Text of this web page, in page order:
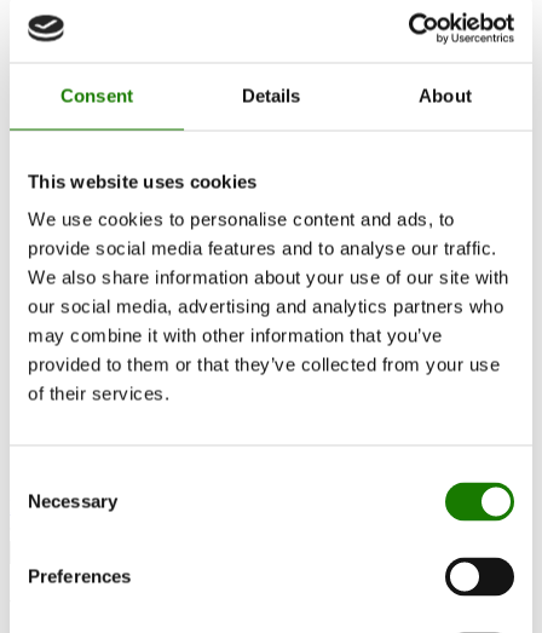
Consent Details About
This website uses cookies
We use cookies to personalise content and ads, to
provide social media features and to analyse our traffic.
We also share information about your use of our site with
our social media, advertising and analytics partners who
may combine it with other information that you’ve
provided to them or that they’ve collected from your use
of their services.
Selection
Necessary
Preferences
Tilbehør
Råd og vejledning
Sådan vælger du den rigtige brændeovn
Bliv Inspireret
FAQ
Kataloger
Kontakt
Kundeservice
Om RAIS
ESG
Garanti
Kontakt forhandler